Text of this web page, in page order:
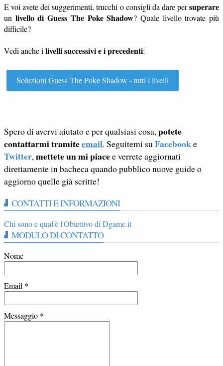
E voi avete dei suggerimenti, trucchi o consigli da dare persuperare
un livello di Guess The Poke Shadow? Quale livello trovate più
difficile?
Vedi anche i livelli successivi e i precedenti:
Soluzioni Guess The Poke Shadow - tutti i livelli
Spero di avervi aiutato e per qualsiasi cosa,potete
contattarmi tramiteemail. Seguitemi suFacebooke
Twitter,mettete un mi piacee verrete aggiornati
direttamente in bacheca quando pubblico nuove guide o
aggiorno quelle già scritte!
CONTATTI E INFORMAZIONI
Chi sono e qual'è l'Obiettivo di Dgame.it
MODULO DI CONTATTO
Nome
Email *
Messaggio *